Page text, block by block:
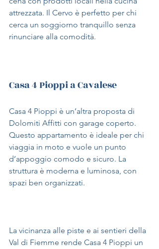
attrezzata. Il Cervo è perfetto per chi
cerca un soggiorno tranquillo senza
rinunciare alla comodità.
Casa 4 Pioppi a Cavalese
Casa 4 Pioppi è un’altra proposta di
Dolomiti Affitti con garage coperto.
Questo appartamento è ideale per chi
viaggia in moto e vuole un punto
d’appoggio comodo e sicuro. La
struttura è moderna e luminosa, con
spazi ben organizzati.
La vicinanza alle piste e ai sentieri della
Val di Fiemme rende Casa 4 Pioppi un